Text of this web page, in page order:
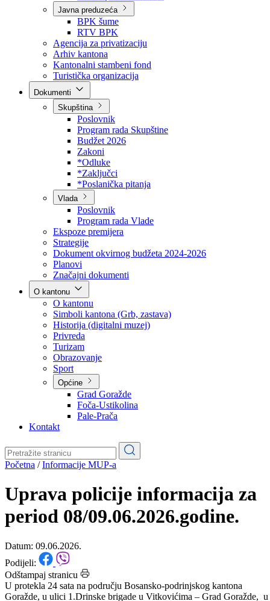
Direkcija za robne rezerve
Direkcija za ceste
Direkcija za šumarstvo
Javna preduzeća
BPK šume
RTV BPK
Agencija za privatizaciju
Arhiv kantona
Kantonalni stambeni fond
Turistička organizacija
Skupština
Poslovnik
Program rada Skupštine
Budžet 2026
Zakoni
*Odluke
*Zaključci
*Poslanička pitanja
Vlada
Poslovnik
Program rada Vlade
Ekspoze premijera
Strategije
Dokument okvirnog budžeta 2024-2026
Planovi
Značajni dokumenti
O kantonu
O kantonu
Simboli kantona (Grb, zastava)
Historija (digitalni muzej)
Privreda
Turizam
Obrazovanje
Općine
Pale-Prača
Kontakt
Početna/Informacije MUP-a
Uprava policije informacija za
period 08/09.06.2026.godine.
Datum: 09.06.2026.
Podijeli: